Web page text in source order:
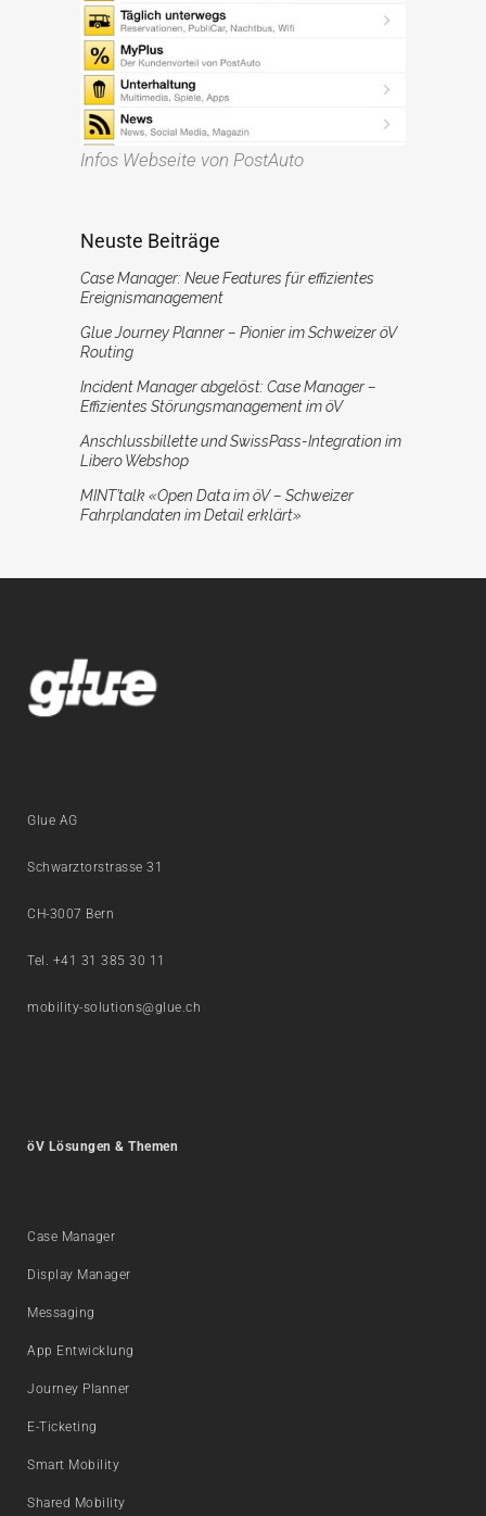
Infos Webseite von PostAuto
Neuste Beiträge
Case Manager: Neue Features für effizientes
Ereignismanagement
Glue Journey Planner – Pionier im Schweizer öV
Routing
Incident Manager abgelöst: Case Manager –
Effizientes Störungsmanagement im öV
Anschlussbillette und SwissPass-Integration im
Libero Webshop
MINT’talk «Open Data im öV – Schweizer
Fahrplandaten im Detail erklärt»
Glue AG
Schwarztorstrasse 31
CH-3007 Bern
Tel. +41 31 385 30 11
mobility-solutions@glue.ch
öV Lösungen & Themen
Case Manager
Display Manager
Messaging
App Entwicklung
Journey Planner
E-Ticketing
Smart Mobility
Shared Mobility